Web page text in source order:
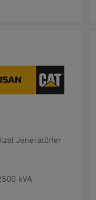
Jeneratörler
kVA